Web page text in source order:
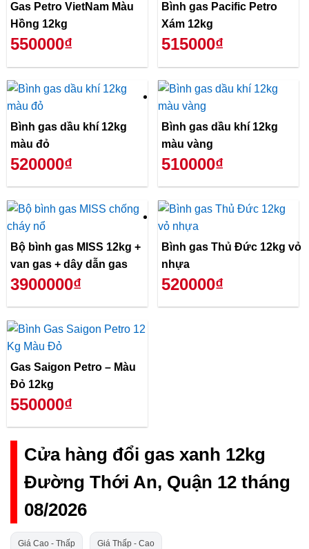
Gas Petro VietNam Màu
Hồng 12kg
550000₫
Bình gas Pacific Petro
Xám 12kg
515000₫
Bình gas dầu khí 12kg
màu đỏ
520000₫
Bình gas dầu khí 12kg
màu vàng
510000₫
Bộ bình gas MISS 12kg +
van gas + dây dẫn gas
3900000₫
Bình gas Thủ Đức 12kg vỏ
nhựa
520000₫
Gas Saigon Petro – Màu
Đỏ 12kg
550000₫
Cửa hàng đổi gas xanh 12kg
Đường Thới An, Quận 12 tháng
08/2026
Giá Cao - Thấp Giá Thấp - Cao